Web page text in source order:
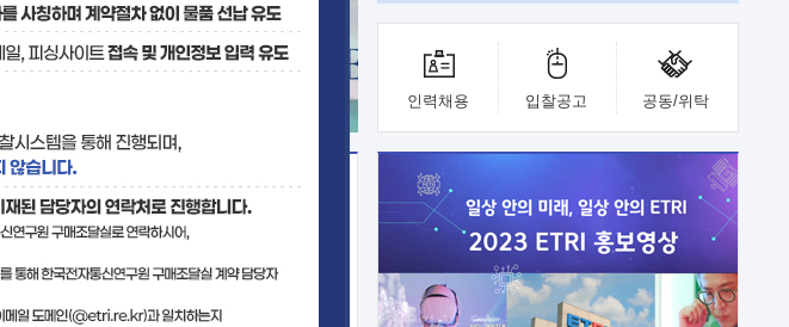
인력채용 입찰공고 공동/위탁
기술사업화플랫폼/기술이전
기술예고 중소기업 지원
보유특허 이전가능 기술